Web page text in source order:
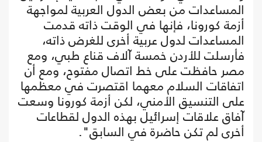
المساعدات من بعض الدول العربية لمواجهة
أزمة كورونا، فإنها في الوقت ذاته قدمت
المساعدات لدول عربية أخرى للغرض ذاته،
فأرسلت للأردن خمسة آلاف قناع طبي، ومع
مصر حافظت على خط اتصال مفتوح، ومع أن
اتفاقات السلام معهما اقتصرت في معظمها
على التنسيق الأمني، لكن أزمة كورونا وسعت
آفاق علاقات إسرائيل بهذه الدول لقطاعات
أخرى لم تكن حاضرة في السابق".